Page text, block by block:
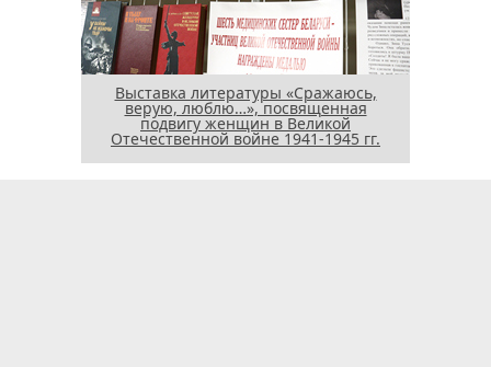
Выставка литературы «Сражаюсь,
верую, люблю…», посвященная
подвигу женщин в Великой
Отечественной войне 1941-1945 гг.